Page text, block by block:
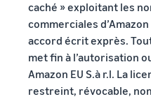
caché » exploitant les
commerciales
accord écrit exprès.
met fin à l’autorisation
Amazon EU S.à r.l. La
restreint, révocable,